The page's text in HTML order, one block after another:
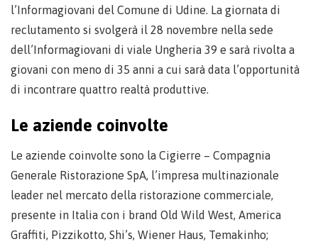
l’Informagiovani del Comune di Udine. La giornata di
reclutamento si svolgerà il 28 novembre nella sede
dell’Informagiovani di viale Ungheria 39 e sarà rivolta a
giovani con meno di 35 anni a cui sarà data l’opportunità
di incontrare quattro realtà produttive.
Le aziende coinvolte
Le aziende coinvolte sono la Cigierre – Compagnia
Generale Ristorazione SpA, l’impresa multinazionale
leader nel mercato della ristorazione commerciale,
presente in Italia con i brand Old Wild West, America
Graffiti, Pizzikotto, Shi’s, Wiener Haus, Temakinho;